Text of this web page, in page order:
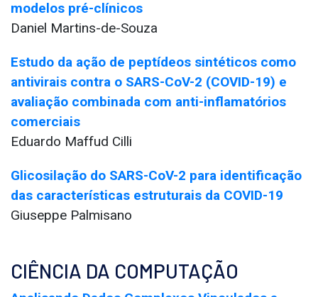
modelos pré-clínicos
Daniel Martins-de-Souza
Estudo da ação de peptídeos sintéticos como
antivirais contra o SARS-CoV-2 (COVID-19) e
avaliação combinada com anti-inflamatórios
comerciais
Eduardo Maffud Cilli
Glicosilação do SARS-CoV-2 para identificação
das características estruturais da COVID-19
Giuseppe Palmisano
CIÊNCIA DA COMPUTAÇÃO